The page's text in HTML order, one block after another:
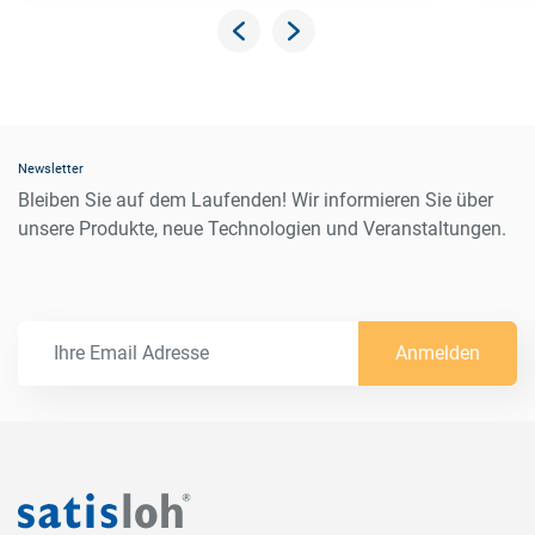
Newsletter
Bleiben Sie auf dem Laufenden! Wir informieren Sie über
unsere Produkte, neue Technologien und Veranstaltungen.
Anmelden